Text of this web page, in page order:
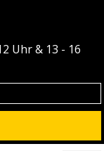
Uhr & 13 - 16